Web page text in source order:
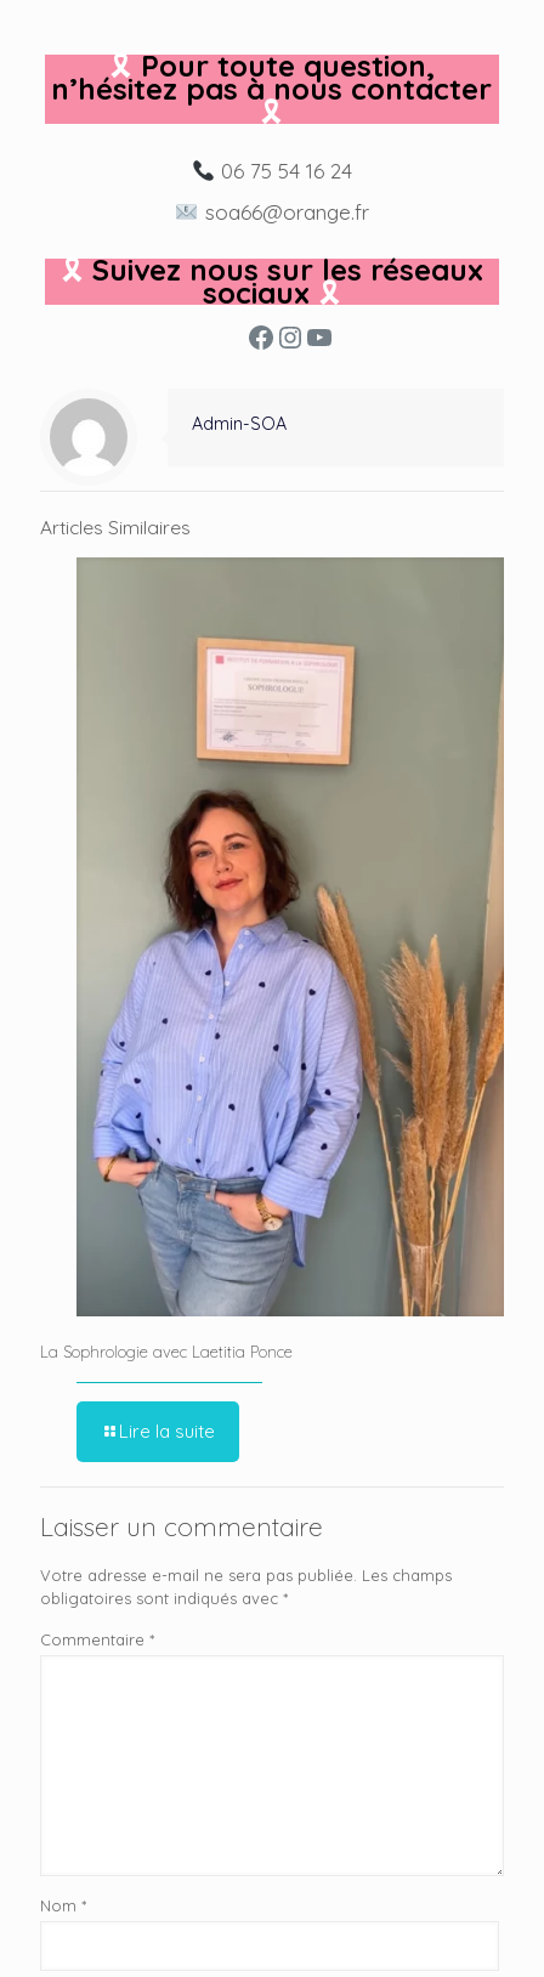
🎗 Pour toute question,
n’hésitez pas à nous contacter
🎗
06 75 54 16 24
soa66@orange.fr
🎗 Suivez nous sur les réseaux
sociaux 🎗
Facebook
Instagram
YouTube
Admin-SOA
Articles Similaires
La Sophrologie avec Laetitia Ponce
Lire la suite
Laisser un commentaire
Votre adresse e-mail ne sera pas publiée. Les champs
obligatoires sont indiqués avec *
Commentaire *
Nom *